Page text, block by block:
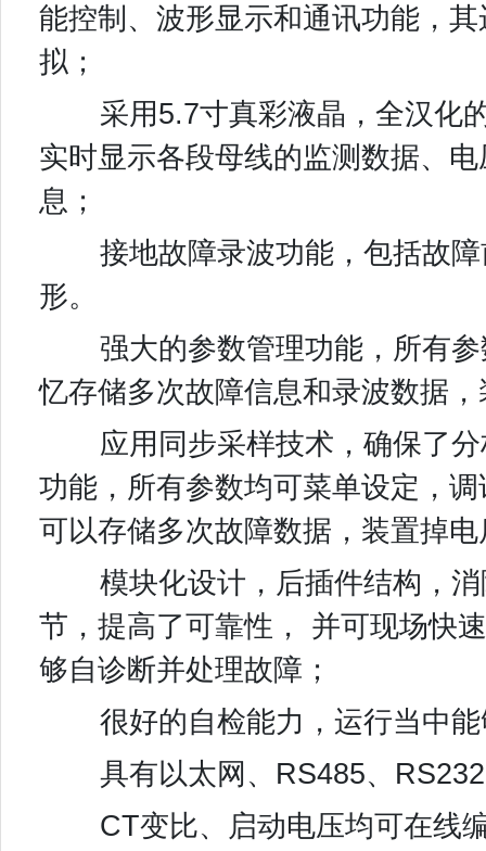
能控制、波形显示和通讯功能，
拟；
采用5.7寸真彩液晶，全汉化的
实时显示各段母线的监测数据、
息；
接地故障录波功能，包括故障
形。
强大的参数管理功能，所有参
忆存储多次故障信息和录波数据
应用同步采样技术，确保了分
功能，所有参数均可菜单设定，
可以存储多次故障数据，装置掉
模块化设计，后插件结构，消
节，提高了可靠性， 并可现场快
够自诊断并处理故障；
很好的自检能力，运行当中能
具有以太网、RS485、RS232
CT变比、启动电压均可在线编